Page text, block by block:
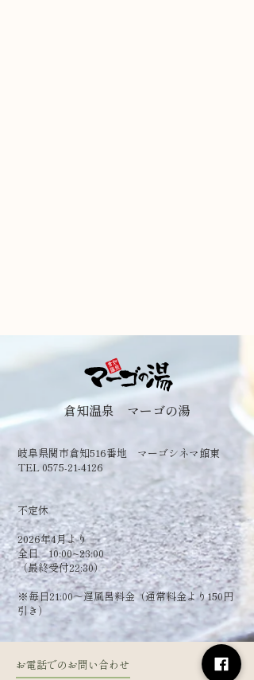
倉知温泉 マーゴの湯
岐阜県関市倉知516番地 マーゴシネマ館東
TEL 0575-21-4126
​不定休
2026年4月より
全日 10:00~23:00
（最終受付22:30）
​※毎日21:00～遅風呂料金（通常料金より150円
引き）
お電話でのお問い合わせ